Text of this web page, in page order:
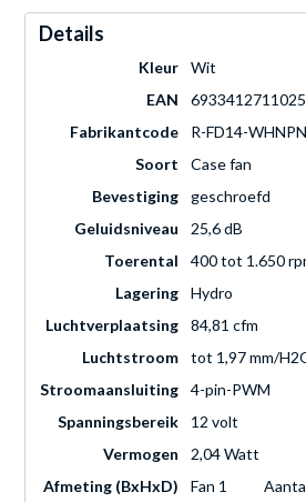
Details
Kleur
Wit
EAN
6933412711025
Fabrikantcode
R-FD14-
Soort
Case fan
Bevestiging
geschroefd
Geluidsniveau
25,6 dB
Toerental
400 tot 1.650
Lagering
Hydro
Luchtverplaatsing
84,81 cfm
Luchtstroom
tot 1,97 mm/
Stroomaansluiting
4-pin-PWM
Spanningsbereik
12 volt
Vermogen
2,04 Watt
Afmeting (BxHxD)
Fan 1